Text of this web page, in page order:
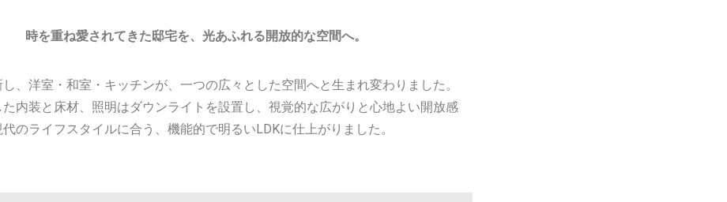
時を重ね愛されてきた邸宅を、光あふれる開放的な空間へ。
、洋室・和室・キッチンが、一つの広々とした空間へと生まれ変わりました。
内装と床材、照明はダウンライトを設置し、視覚的な広がりと心地よい開放感
のライフスタイルに合う、機能的で明るいLDKに仕上がりました。